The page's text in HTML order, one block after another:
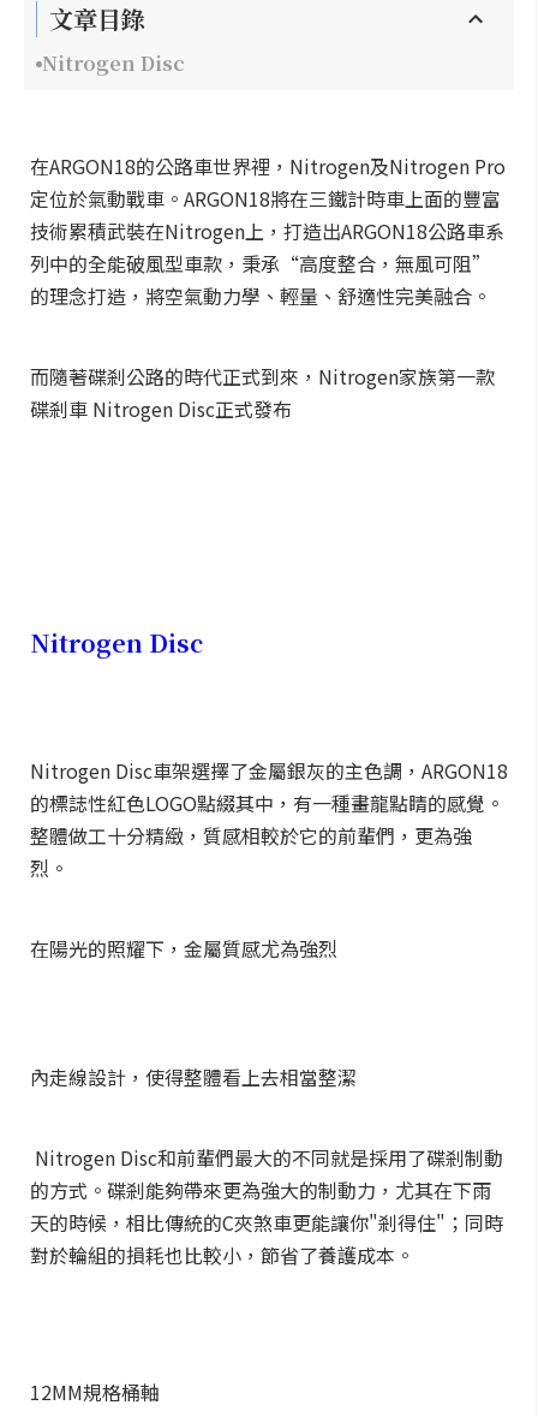
文章目錄
Nitrogen Disc
在ARGON18的公路車世界裡，Nitrogen及Nitrogen Pro
定位於氣動戰車。ARGON18將在三鐵計時車上面的豐富
技術累積武裝在Nitrogen上，打造出ARGON18公路車系
列中的全能破風型車款，秉承“高度整合，無風可阻”
的理念打造，將空氣動力學、輕量、舒適性完美融合。
而隨著碟剎公路的時代正式到來，Nitrogen家族第一款
碟剎車 Nitrogen Disc正式發布
Nitrogen Disc
Nitrogen Disc車架選擇了金屬銀灰的主色調，ARGON18
的標誌性紅色LOGO點綴其中，有一種畫龍點睛的感覺。
整體做工十分精緻，質感相較於它的前輩們，更為強
烈。
在陽光的照耀下，金屬質感尤為強烈
內走線設計，使得整體看上去相當整潔
Nitrogen Disc和前輩們最大的不同就是採用了碟剎制動
的方式。碟剎能夠帶來更為強大的制動力，尤其在下雨
天的時候，相比傳統的C夾煞車更能讓你"剎得住"；同時
對於輪組的損耗也比較小，節省了養護成本。
12MM規格桶軸